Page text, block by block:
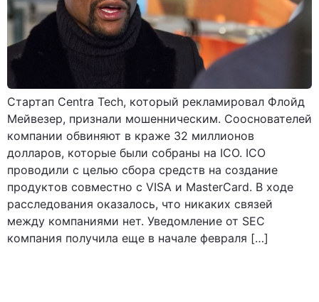
Стартап Centra Tech, который рекламировал Флойд
Мейвезер, признали мошенническим. Сооснователей
компании обвиняют в краже 32 миллионов
долларов, которые были собраны на ICO. ICO
проводили с целью сбора средств на создание
продуктов совместно с VISA и MasterCard. В ходе
расследования оказалось, что никаких связей
между компаниями нет. Уведомление от SEC
компания получила еще в начале февраля […]